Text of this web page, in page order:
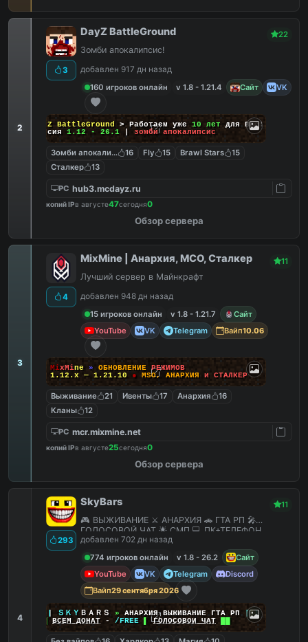
2
3
DayZ BattleGround 22
Зомби апокалипсис!
добавлен 917 дн назад
160 игроков онлайн
v 1.8 - 1.21.4 Сайт VK
DayZ BattleGround > Работаем уже 10 лет для Вас!
Версия 1.12 - 26.1 | зомби апокалипсис
Зомби апокалипсис16 Fly 15 Brawl Stars
15
Сталкер
13
PC hub3.mcdayz.ru
копий IPв августе47сегодня0
Обзор сервера
3
4
MixMine | Анархия, МСО, Сталкер 11
Лучший сервер в Майнкрафт
добавлен 948 дн назад
15 игроков онлайн
v 1.8 - 1.21.7
Сайт
YouTube
VK Telegram Вайп10.06
MixMine » ОБНОВЛЕНИЕ РЕЖИМОВ
1.12.x — 1.21.10
● MSO, АНАРХИЯ и СТАЛКЕР
Выживание 21 Ивенты 17 Анархия
16
Кланы
12
PC mcr.mixmine.net
копий IPв августе25сегодня0
Обзор сервера
4
293
SkyBars 11
🎮 ВЫЖИВАНИЕ ⚔️ АНАРХИЯ 🚗 ГТА РП 🎤
ГОЛОСОВОЙ ЧАТ 🌟 СМП 💻 ПК+ТЕЛЕФОН
добавлен 702 дн назад
774 игроков онлайн
v 1.8 - 26.2
Сайт
YouTube
VK Telegram
Discord
Вайп29 сентября 2026
ＳＫＹ ＢＡＲＳ » АНАРХИЯ ВЫЖИВАНИЕ ГТА РП |||
ВСЕМ ДОНАТ- /FREE ▌ГОЛОСОВОЙ ЧАТ